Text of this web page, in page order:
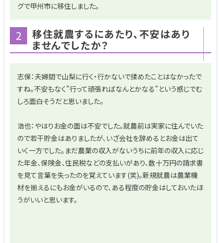
グで甲州市に移住しました。
2 移住就農するにあたり、不安はあり
ませんでしたか？
志保：夫婦間で山梨に行く・行かないで揉めたことはなかったで
すね。不安もなく”行って頑張ればなんとかなる”という感じでむ
しろ面白そうだと思いました。
浩也：やはりお金の面は不安でした。就農前は実家に住んでいた
ので若干貯金はありましたが、いざ会社を辞めるとお金は出て
いく一方でした。まだ農業の収入がないうちに前年の収入に応じ
た年金、保険金、住民税などの支払いがあり、数十万円の請求書
を見て言葉を失ったのを覚えています(笑)。新規就農は農業機
材を揃えるにもお金がいるので、ある程度の貯金はしておいたほ
うがいいと思います。